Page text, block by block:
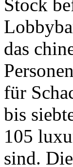
Stock
das
für
bis
105
sind.